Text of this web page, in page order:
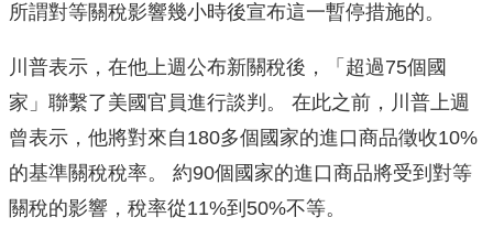
所謂對等關稅影響幾小時後宣布這一暫停措施的。
川普表示，在他上週公布新關稅後，「超過75個國
家」聯繫了美國官員進行談判。 在此之前，川普上週
曾表示，他將對來自180多個國家的進口商品徵收10%
的基準關稅稅率。 約90個國家的進口商品將受到對等
關稅的影響，稅率從11%到50%不等。